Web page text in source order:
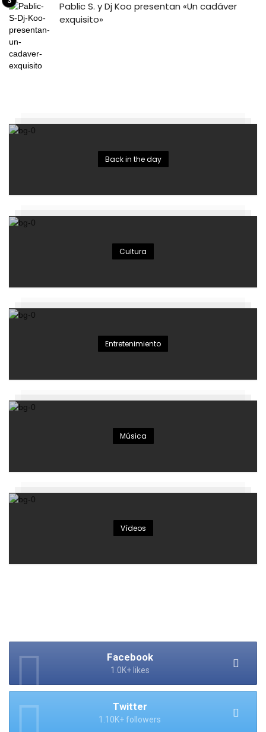
Pablic S. y Dj Koo presentan «Un cadáver
exquisito»
Back in the day
Cultura
Entretenimiento
Música
Vídeos
Facebook
1.0K+ likes
Twitter
1.10K+ followers